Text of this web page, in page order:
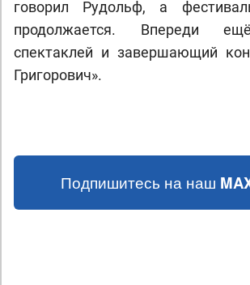
говорил Рудольф, а
продолжается. Впереди
спектаклей и завершающий
Григорович».
Подпишитесь на наш